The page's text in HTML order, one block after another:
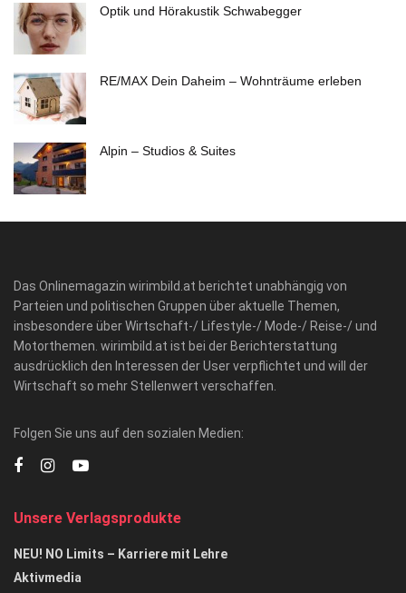
Optik und Hörakustik Schwabegger
RE/MAX Dein Daheim – Wohnträume erleben
Alpin – Studios & Suites
Das Onlinemagazin wirimbild.at berichtet unabhängig von
Parteien und politischen Gruppen über aktuelle Themen,
insbesondere über Wirtschaft-/ Lifestyle-/ Mode-/ Reise-/ und
Motorthemen. wirimbild.at ist bei der Berichterstattung
ausdrücklich den Interessen der User verpflichtet und will der
Wirtschaft so mehr Stellenwert verschaffen.
Folgen Sie uns auf den sozialen Medien:
Unsere Verlagsprodukte
NEU! NO Limits – Karriere mit Lehre
Aktivmedia